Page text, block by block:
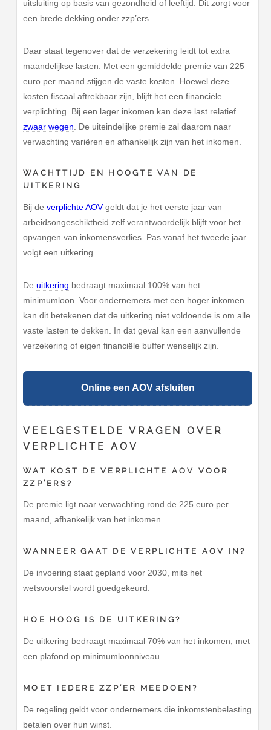
uitsluiting op basis van gezondheid of leeftijd. Dit zorgt voor
een brede dekking onder zzp’ers.
Daar staat tegenover dat de verzekering leidt tot extra
maandelijkse lasten. Met een gemiddelde premie van 225
euro per maand stijgen de vaste kosten. Hoewel deze
kosten fiscaal aftrekbaar zijn, blijft het een financiële
verplichting. Bij een lager inkomen kan deze last relatief
zwaar wegen . De uiteindelijke premie zal daarom naar
verwachting variëren en afhankelijk zijn van het inkomen.
WACHTTIJD EN HOOGTE VAN DE
UITKERING
Bij deverplichte AOVgeldt dat je het eerste jaar van
arbeidsongeschiktheid zelf verantwoordelijk blijft voor het
opvangen van inkomensverlies. Pas vanaf het tweede jaar
volgt een uitkering.
Deuitkering bedraagt maximaal 100% van het
minimumloon. Voor ondernemers met een hoger inkomen
kan dit betekenen dat de uitkering niet voldoende is om alle
vaste lasten te dekken. In dat geval kan een aanvullende
verzekering of eigen financiële buffer wenselijk zijn.
Online een AOV afsluiten
VEELGESTELDE VRAGEN OVER
VERPLICHTE AOV
WAT KOST DE VERPLICHTE AOV VOOR
ZZP’ERS?
De premie ligt naar verwachting rond de 225 euro per
maand, afhankelijk van het inkomen.
WANNEER GAAT DE VERPLICHTE AOV IN?
De invoering staat gepland voor 2030, mits het
wetsvoorstel wordt goedgekeurd.
HOE HOOG IS DE UITKERING?
De uitkering bedraagt maximaal 70% van het inkomen, met
een plafond op minimumloonniveau.
MOET IEDERE ZZP’ER MEEDOEN?
De regeling geldt voor ondernemers die inkomstenbelasting
betalen over hun winst.